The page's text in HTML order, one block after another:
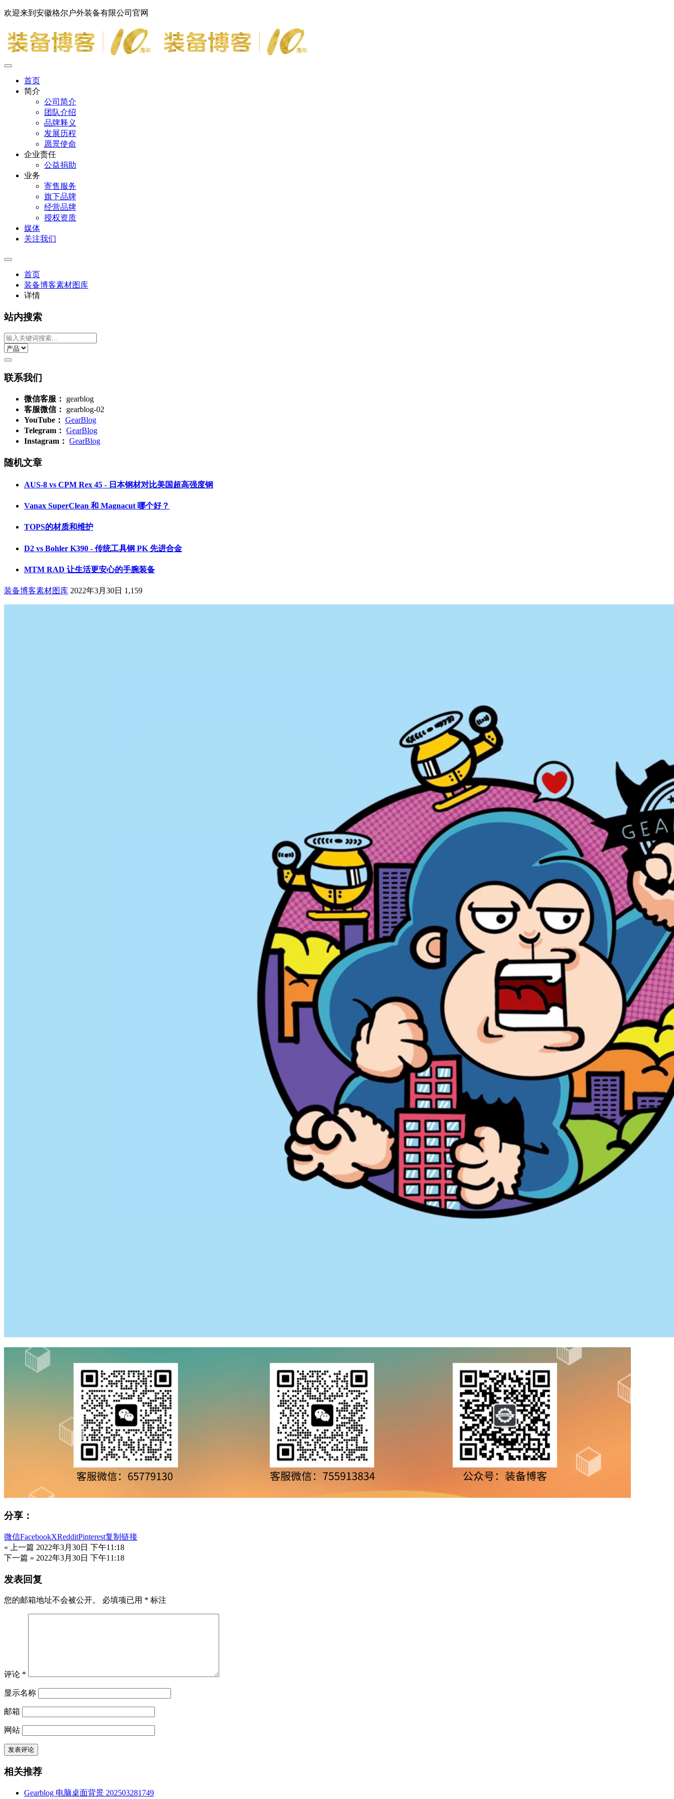
欢迎来到安徽格尔户外装备有限公司官网
首页
简介
公司简介
团队介绍
品牌释义
发展历程
愿景使命
企业责任
公益捐助
业务
寄售服务
旗下品牌
经营品牌
授权资质
媒体
关注我们
首页
装备博客素材图库
详情
站内搜索
联系我们
微信客服：
gearblog
客服微信：
gearblog-02
YouTube： GearBlog
Telegram： GearBlog
Instagram： GearBlog
随机文章
AUS-8 vs CPM Rex 45 - 日本钢材对比美国超高强度钢
Vanax SuperClean 和 Magnacut 哪个好？
TOPS的材质和维护
D2 vs Bohler K390 - 传统工具钢 PK 先进合金
MTM RAD 让生活更安心的手腕装备
装备博客素材图库 2022年3月30日 1,159
分享：
微信FacebookXRedditPinterest复制链接
« 上一篇 2022年3月30日 下午11:18
下一篇 » 2022年3月30日 下午11:18
发表回复
您的邮箱地址不会被公开。 必填项已用 * 标注
评论 *
显示名称
邮箱
网站
相关推荐
Gearblog 电脑桌面背景 202503281749